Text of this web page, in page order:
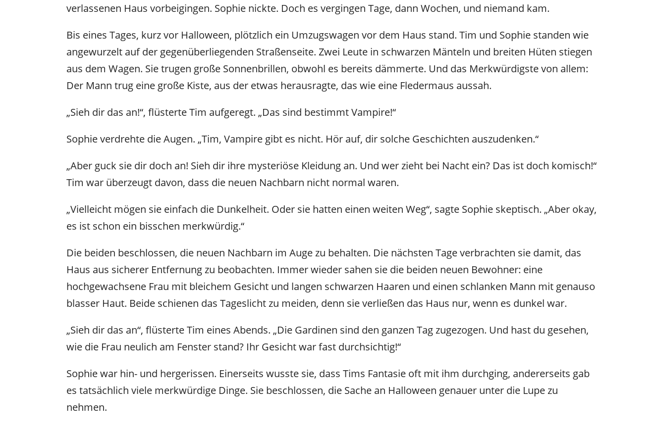
verlassenen Haus vorbeigingen. Sophie nickte. Doch es vergingen Tage, dann Wochen, und niemand kam.
Bis eines Tages, kurz vor Halloween, plötzlich ein Umzugswagen vor dem Haus stand. Tim und Sophie standen wie
angewurzelt auf der gegenüberliegenden Straßenseite. Zwei Leute in schwarzen Mänteln und breiten Hüten stiegen
aus dem Wagen. Sie trugen große Sonnenbrillen, obwohl es bereits dämmerte. Und das Merkwürdigste von allem:
Der Mann trug eine große Kiste, aus der etwas herausragte, das wie eine Fledermaus aussah.
„Sieh dir das an!“, flüsterte Tim aufgeregt. „Das sind bestimmt Vampire!“
Sophie verdrehte die Augen. „Tim, Vampire gibt es nicht. Hör auf, dir solche Geschichten auszudenken.“
„Aber guck sie dir doch an! Sieh dir ihre mysteriöse Kleidung an. Und wer zieht bei Nacht ein? Das ist doch komisch!“
Tim war überzeugt davon, dass die neuen Nachbarn nicht normal waren.
„Vielleicht mögen sie einfach die Dunkelheit. Oder sie hatten einen weiten Weg“, sagte Sophie skeptisch. „Aber okay,
es ist schon ein bisschen merkwürdig.“
Die beiden beschlossen, die neuen Nachbarn im Auge zu behalten. Die nächsten Tage verbrachten sie damit, das
Haus aus sicherer Entfernung zu beobachten. Immer wieder sahen sie die beiden neuen Bewohner: eine
hochgewachsene Frau mit bleichem Gesicht und langen schwarzen Haaren und einen schlanken Mann mit genauso
blasser Haut. Beide schienen das Tageslicht zu meiden, denn sie verließen das Haus nur, wenn es dunkel war.
„Sieh dir das an“, flüsterte Tim eines Abends. „Die Gardinen sind den ganzen Tag zugezogen. Und hast du gesehen,
wie die Frau neulich am Fenster stand? Ihr Gesicht war fast durchsichtig!“
Sophie war hin- und hergerissen. Einerseits wusste sie, dass Tims Fantasie oft mit ihm durchging, andererseits gab
es tatsächlich viele merkwürdige Dinge. Sie beschlossen, die Sache an Halloween genauer unter die Lupe zu
nehmen.